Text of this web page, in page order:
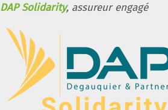
DAP Solidarity, assureur engagé